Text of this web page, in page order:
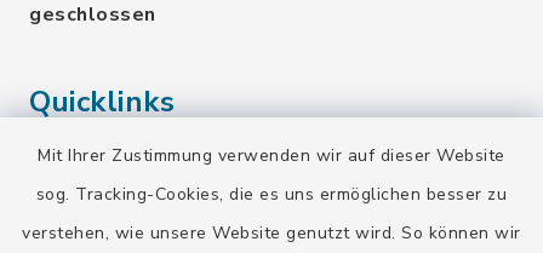
Mit Ihrer Zustimmung verwenden wir auf dieser Website
sog. Tracking-Cookies, die es uns ermöglichen besser zu
verstehen, wie unsere Website genutzt wird. So können wir
geschlossen
Quicklinks
Landratsamt Bad Tölz-Wolfratshausen